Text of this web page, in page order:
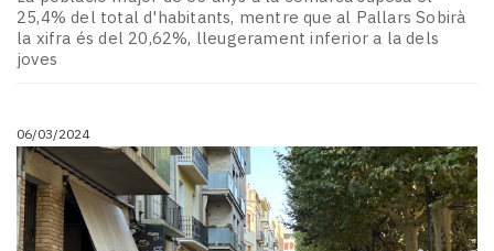
25,4% del total d'habitants, mentre que al Pallars Sobirà
la xifra és del 20,62%, lleugerament inferior a la dels
joves
06/03/2024